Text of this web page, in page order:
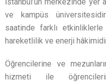
ve kampüs
saatinde farklı
hareketlilik ve enerji
Öğrencilerine ve
hizmeti ile